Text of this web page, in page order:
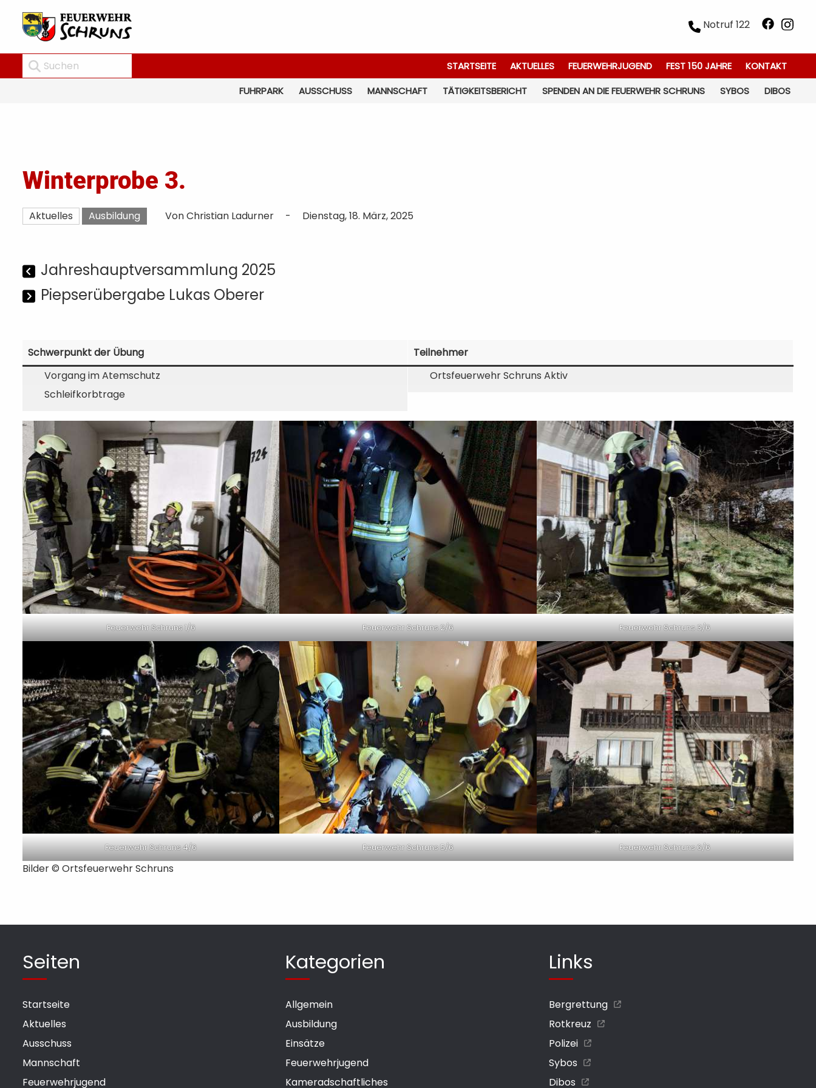
Notruf 122
STARTSEITE AKTUELLES FEUERWEHRJUGEND FEST 150 JAHRE
KONTAKT
FUHRPARK
AUSSCHUSS MANNSCHAFT TÄTIGKEITSBERICHT SPENDEN AN DIE FEUERWEHR SCHRUNS SYBOS DIBOS
Winterprobe 3.
Aktuelles Ausbildung Von Christian Ladurner - Dienstag, 18. März, 2025
Jahreshauptversammlung 2025
Piepserübergabe Lukas Oberer
Schwerpunkt der Übung
Vorgang im Atemschutz
Schleifkorbtrage
Teilnehmer
Ortsfeuerwehr Schruns Aktiv
Feuerwehr Schruns 1/6 Feuerwehr Schruns 2/6 Feuerwehr Schruns 3/6
Feuerwehr Schruns 4/6 Feuerwehr Schruns 5/6 Feuerwehr Schruns 6/6
Bilder © Ortsfeuerwehr Schruns
Seiten
Startseite
Aktuelles
Ausschuss
Mannschaft
Feuerwehrjugend
Kategorien
Allgemein
Ausbildung
Einsätze
Feuerwehrjugend
Kameradschaftliches
Links
Bergrettung
Rotkreuz
Polizei
Sybos
Dibos